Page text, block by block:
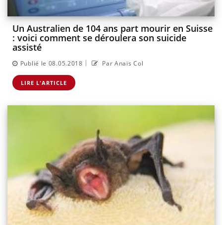
Un Australien de 104 ans part mourir en Suisse
: voici comment se déroulera son suicide
assisté
Publié le 08.05.2018 | Par Anaïs Col
LIRE L'ARTICLE